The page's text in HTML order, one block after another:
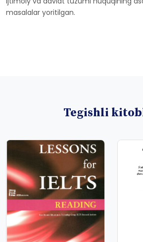
masalalar yoritilgan.
Tegishli